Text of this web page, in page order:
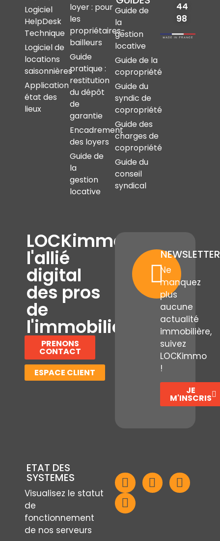
Logiciel
HelpDesk
Technique
Logiciel de
locations
saisonnières
Application
état des
lieux
loyer : pour
les
propriétaires-
bailleurs
Guide
pratique :
restitution
du dépôt
de
garantie
Encadrement
des loyers
Guide de
la
gestion
locative
Guide de
la
gestion
locative
Guide de la
copropriété
Guide du
syndic de
copropriété
Guide des
charges de
copropriété
Guide du
conseil
syndical
44
98
LOCKimmo,
l'allié
digital
des pros
de
l'immobilier
PRENONS
CONTACT
ESPACE CLIENT
NEWSLETTER
Ne
manquez
plus
aucune
actualité
immobilière,
suivez
LOCKimmo
!
JE
M'INSCRIS
ETAT DES
SYSTEMES
Visualisez le statut
de
fonctionnement
de nos serveurs